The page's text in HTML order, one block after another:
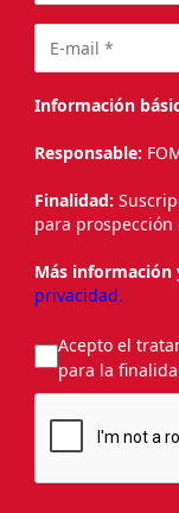
Información
Responsable:
Finalidad:
para prospección
Más información
privacidad.
Acepto el
para la